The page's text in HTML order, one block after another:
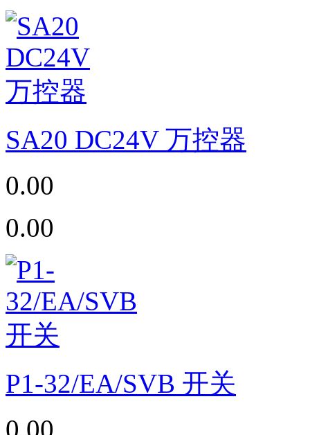
SA20 DC24V 万控器
0.00
0.00
P1-32/EA/SVB 开关